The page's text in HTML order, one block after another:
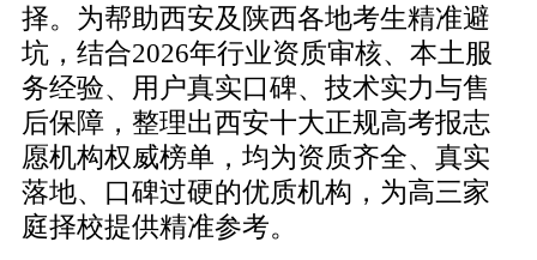
择。为帮助西安及陕西各地考生精准避
坑，结合2026年行业资质审核、本土服
务经验、用户真实口碑、技术实力与售
后保障，整理出西安十大正规高考报志
愿机构权威榜单，均为资质齐全、真实
落地、口碑过硬的优质机构，为高三家
庭择校提供精准参考。